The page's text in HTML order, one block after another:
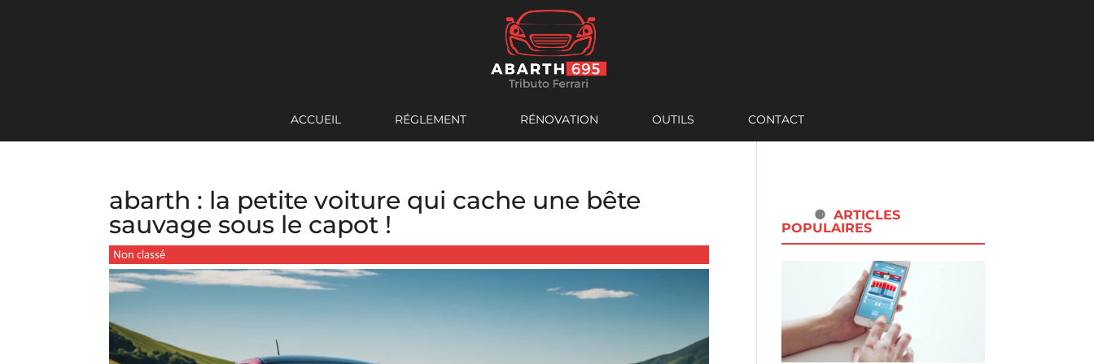
ACCUEIL RÉGLEMENT RÉNOVATION OUTILS CONTACT
abarth : la petite voiture qui cache une bête
sauvage sous le capot !
Non classé
ARTICLES
POPULAIRES